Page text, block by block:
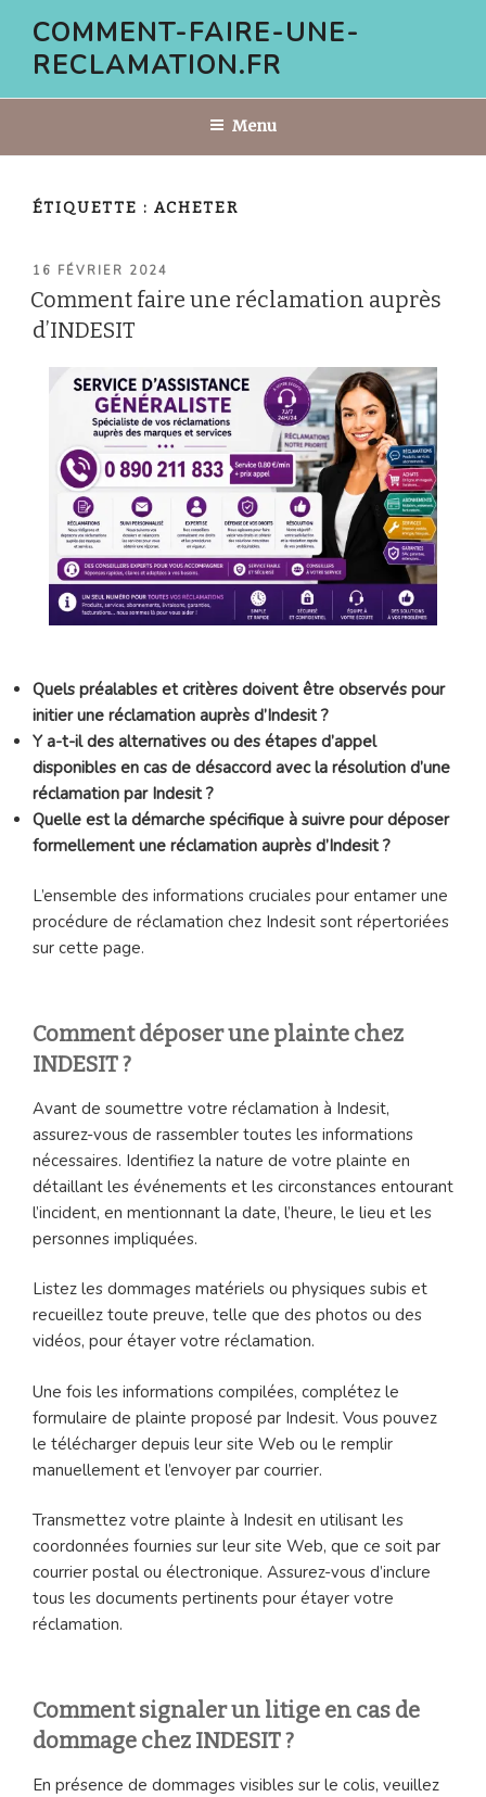
contenu
COMMENT-FAIRE-UNE-
RECLAMATION.FR
Menu
ÉTIQUETTE : ACHETER
PUBLIÉ
LE
16 FÉVRIER 2024
Comment faire une réclamation auprès
d’INDESIT
Quels préalables et critères doivent être observés pour
initier une réclamation auprès d’Indesit ?
Y a-t-il des alternatives ou des étapes d’appel
disponibles en cas de désaccord avec la résolution d’une
réclamation par Indesit ?
Quelle est la démarche spécifique à suivre pour déposer
formellement une réclamation auprès d’Indesit ?
L’ensemble des informations cruciales pour entamer une
procédure de réclamation chez Indesit sont répertoriées
sur cette page.
Comment déposer une plainte chez
INDESIT ?
Avant de soumettre votre réclamation à Indesit,
assurez-vous de rassembler toutes les informations
nécessaires. Identifiez la nature de votre plainte en
détaillant les événements et les circonstances entourant
l’incident, en mentionnant la date, l’heure, le lieu et les
personnes impliquées.
Listez les dommages matériels ou physiques subis et
recueillez toute preuve, telle que des photos ou des
vidéos, pour étayer votre réclamation.
Une fois les informations compilées, complétez le
formulaire de plainte proposé par Indesit. Vous pouvez
le télécharger depuis leur site Web ou le remplir
manuellement et l’envoyer par courrier.
Transmettez votre plainte à Indesit en utilisant les
coordonnées fournies sur leur site Web, que ce soit par
courrier postal ou électronique. Assurez-vous d’inclure
tous les documents pertinents pour étayer votre
réclamation.
Comment signaler un litige en cas de
dommage chez INDESIT ?
En présence de dommages visibles sur le colis, veuillez